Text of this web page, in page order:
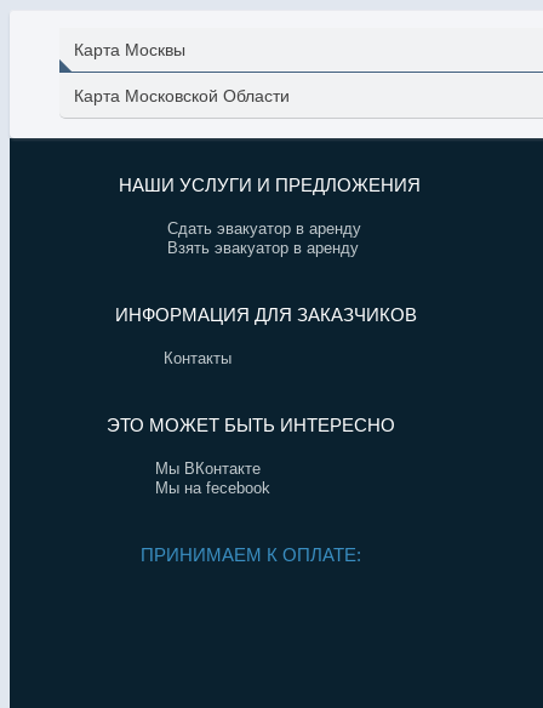
Карта Москвы
Карта Московской Области
НАШИ УСЛУГИ И ПРЕДЛОЖЕНИЯ
Сдать эвакуатор в аренду
Взять эвакуатор в аренду
ИНФОРМАЦИЯ ДЛЯ ЗАКАЗЧИКОВ
Контакты
ЭТО МОЖЕТ БЫТЬ ИНТЕРЕСНО
Мы ВКонтакте
Мы на fecebook
ПРИНИМАЕМ К ОПЛАТЕ: